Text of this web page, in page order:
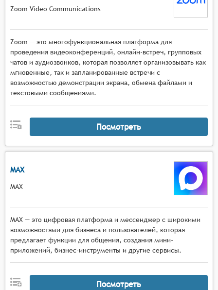
совместной работы над материалами,
Управление мероприятием с поддержкой
нескольких ведущих и модераторов,
возможностью переключения между
спикерами, управления доступом к функциям и
материалам, а также контроля активности
участников,
Коммуникационные инструменты с
многопользовательским чатом, функцией
голосовым общением в малых группах и
возможностью комментирования материалов в
реальном времени.
Zoom Video Communications
Zoom — это многофункциональная платформа для
проведения видеоконференций, онлайн-встреч, групповых
чатов и аудиозвонков, которая позволяет организовывать как
мгновенные, так и запланированные встречи с
возможностью демонстрации экрана, обмена файлами и
текстовыми сообщениями.
Посмотреть
MAX
MAX
MAX — это цифровая платформа и мессенджер с широкими
возможностями для бизнеса и пользователей, которая
предлагает функции для общения, создания мини-
приложений, бизнес-инструменты и другие сервисы.
Посмотреть